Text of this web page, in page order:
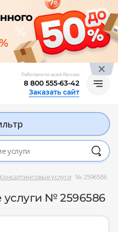
Работаем по всей России
8 800 555-63-42
Заказать сайт
Консалтинговые услуги № 2596586
услуги № 2596586